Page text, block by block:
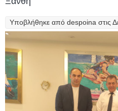
Υποβλήθηκε από despoina στις